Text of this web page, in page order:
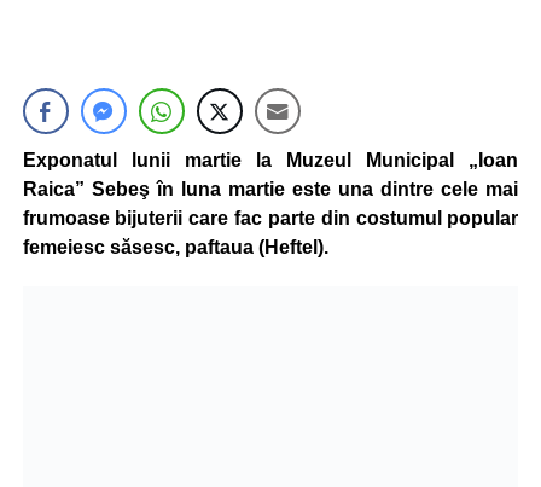
Exponatul lunii martie la Muzeul Municipal „Ioan
Raica” Sebeş în luna martie este una dintre cele mai
frumoase bijuterii care fac parte din costumul popular
femeiesc săsesc, paftaua (Heftel).